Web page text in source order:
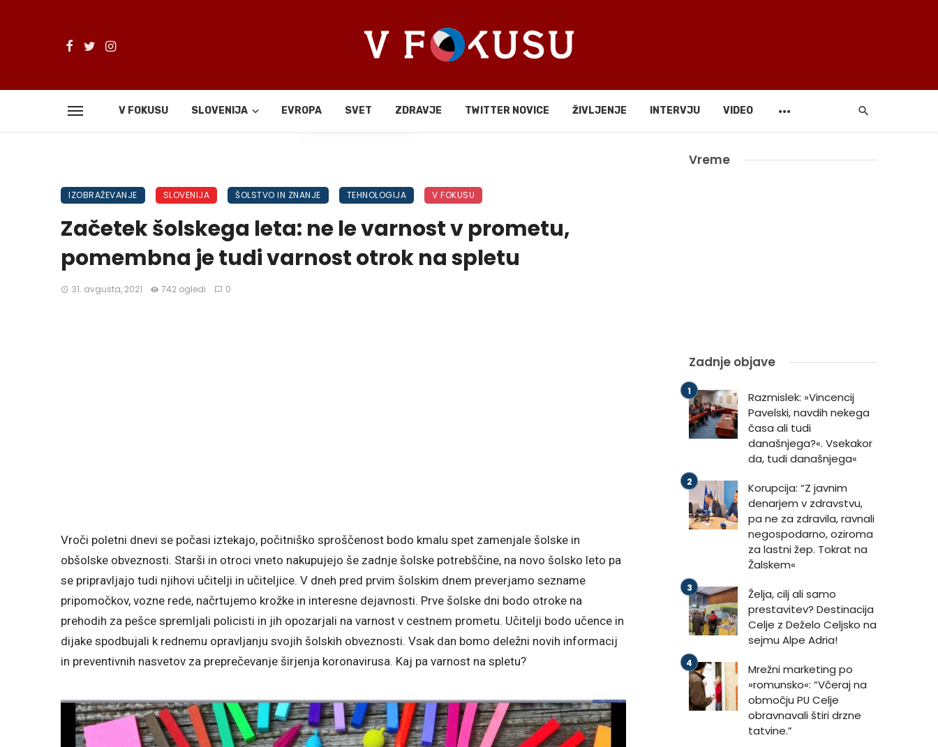
V FOKUSU SLOVENIJA EVROPA SVET ZDRAVJE TWITTER NOVICE ŽIVLJENJE INTERVJU VIDEO
Deli
IZOBRAŽEVANJE SLOVENIJA ŠOLSTVO IN ZNANJE TEHNOLOGIJA V FOKUSU
Začetek šolskega leta: ne le varnost v prometu,
pomembna je tudi varnost otrok na spletu
31. avgusta, 2021 742 ogledi 0
Vroči poletni dnevi se počasi iztekajo, počitniško sproščenost bodo kmalu spet zamenjale šolske in
obšolske obveznosti. Starši in otroci vneto nakupujejo še zadnje šolske potrebščine, na novo šolsko leto pa
se pripravljajo tudi njihovi učitelji in učiteljice. V dneh pred prvim šolskim dnem preverjamo sezname
pripomočkov, vozne rede, načrtujemo krožke in interesne dejavnosti. Prve šolske dni bodo otroke na
prehodih za pešce spremljali policisti in jih opozarjali na varnost v cestnem prometu. Učitelji bodo učence in
dijake spodbujali k rednemu opravljanju svojih šolskih obveznosti. Vsak dan bomo deležni novih informacij
in preventivnih nasvetov za preprečevanje širjenja koronavirusa. Kaj pa varnost na spletu?
Vreme
Zadnje objave
Razmislek: »Vincencij
Pavelski, navdih nekega
časa ali tudi
današnjega?«. Vsekakor
da, tudi današnjega«
Korupcija: “Z javnim
denarjem v zdravstvu,
pa ne za zdravila, ravnali
negospodarno, oziroma
za lastni žep. Tokrat na
Žalskem«
Želja, cilj ali samo
prestavitev? Destinacija
Celje z Deželo Celjsko na
sejmu Alpe Adria!
Mrežni marketing po
»romunsko«: “Včeraj na
območju PU Celje
obravnavali štiri drzne
tatvine.”